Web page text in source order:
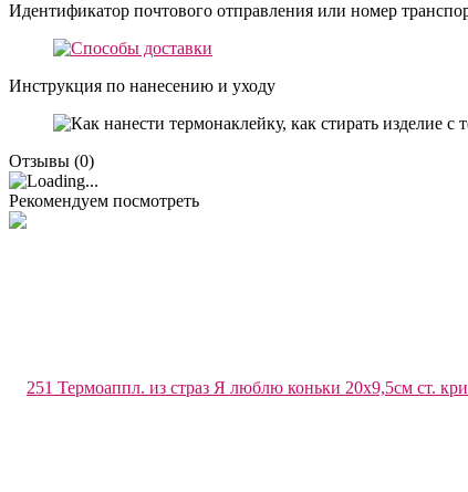
Идентификатор почтового отправления или номер
Инструкция по нанесению и уходу
Отзывы (0)
Рекомендуем посмотреть